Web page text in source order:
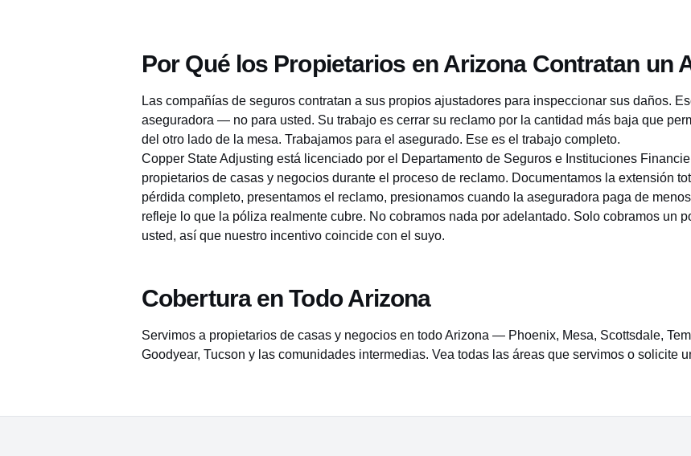
Por Qué los Propietarios en Arizona Contratan un
Las compañías de seguros contratan a sus propios ajustadores para inspeccionar sus daños.
aseguradora — no para usted. Su trabajo es cerrar su reclamo por la cantidad más baja que
del otro lado de la mesa. Trabajamos para el asegurado. Ese es el trabajo completo.
Copper State Adjusting está licenciado por el Departamento de Seguros e Instituciones
propietarios de casas y negocios durante el proceso de reclamo. Documentamos la extensión
pérdida completo, presentamos el reclamo, presionamos cuando la aseguradora paga de
refleje lo que la póliza realmente cubre. No cobramos nada por adelantado. Solo cobramos un
usted, así que nuestro incentivo coincide con el suyo.
Cobertura en Todo Arizona
Servimos a propietarios de casas y negocios en todo Arizona — Phoenix, Mesa, Scottsdale,
Goodyear, Tucson y las comunidades intermedias. Vea todas las áreas que servimos o solicite